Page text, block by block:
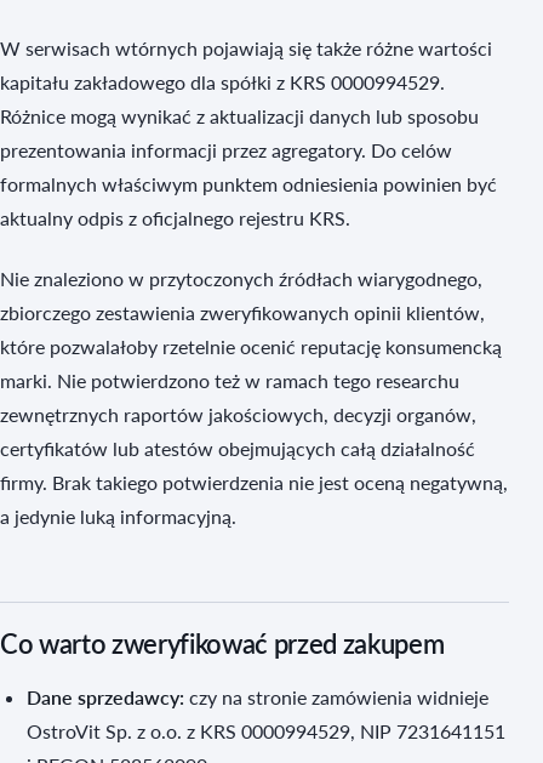
W serwisach wtórnych pojawiają się także różne wartości
kapitału zakładowego dla spółki z KRS 0000994529.
Różnice mogą wynikać z aktualizacji danych lub sposobu
prezentowania informacji przez agregatory. Do celów
formalnych właściwym punktem odniesienia powinien być
aktualny odpis z oficjalnego rejestru KRS.
Nie znaleziono w przytoczonych źródłach wiarygodnego,
zbiorczego zestawienia zweryfikowanych opinii klientów,
które pozwalałoby rzetelnie ocenić reputację konsumencką
marki. Nie potwierdzono też w ramach tego researchu
zewnętrznych raportów jakościowych, decyzji organów,
certyfikatów lub atestów obejmujących całą działalność
firmy. Brak takiego potwierdzenia nie jest oceną negatywną,
a jedynie luką informacyjną.
Co warto zweryfikować przed zakupem
Dane sprzedawcy: czy na stronie zamówienia widnieje
OstroVit Sp. z o.o. z KRS 0000994529, NIP 7231641151